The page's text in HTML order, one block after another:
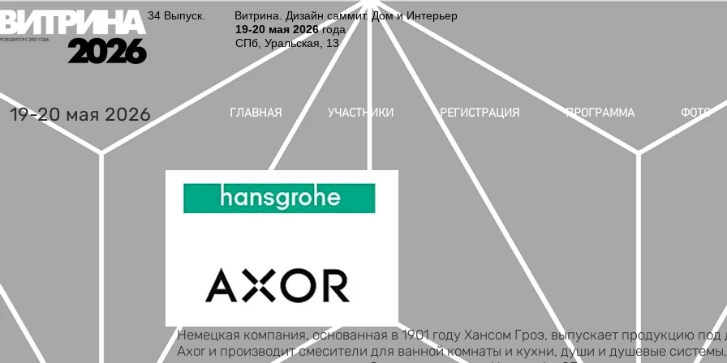
34 Выпуск. Витрина. Дизайн саммит. Дом и Интерьер
19-20 мая 2026года
СПб, Уральская, 13
19-20 мая 2026 ГЛАВНАЯ УЧАСТНИКИ РЕГИСТРАЦИЯ ПРОГРАММА ФОТО
Немецкая компания, основанная в 1901 году Хансом Гроэ, выпускает продукцию
Axor и производит смесители для ванной комнаты и кухни, души и душевые